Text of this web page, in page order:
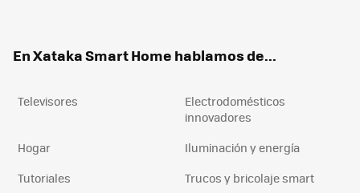
En Xataka Smart Home hablamos de...
Televisores
Electrodomésticos
innovadores
Hogar
Iluminación y energía
Tutoriales
Trucos y bricolaje smart